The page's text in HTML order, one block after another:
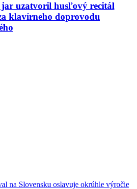
uzatvoril husľový recitál
klavírneho doprovodu